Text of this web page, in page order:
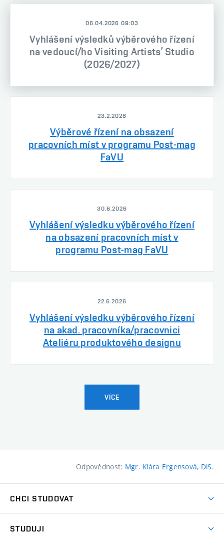
06.04.2026 09:03
Vyhlášení výsledků výběrového řízení
na vedoucí/ho Visiting Artists’ Studio
(2026/2027)
23.2.2026
Výběrové řízení na obsazení
pracovních míst v programu Post-mag
FaVU
30.6.2026
Vyhlášení výsledku výběrového řízení
na obsazení pracovních míst v
programu Post-mag FaVU
22.6.2026
Vyhlášení výsledku výběrového řízení
na akad. pracovníka/pracovnici
Ateliéru produktového designu
VÍCE
Odpovědnost: Mgr. Klára Ergensová, DiS.
CHCI STUDOVAT
STUDUJI